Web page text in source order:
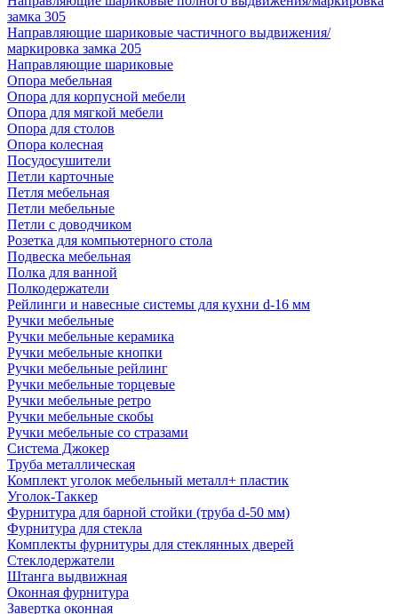
замка 305
Направляющие шариковые частичного выдвижения/
маркировка замка 205
Направляющие шариковые
Опора мебельная
Опора для корпусной мебели
Опора для мягкой мебели
Опора для столов
Опора колесная
Посудосушители
Петли карточные
Петля мебельная
Петли мебельные
Петли с доводчиком
Розетка для компьютерного стола
Подвеска мебельная
Полка для ванной
Полкодержатели
Рейлинги и навесные системы для кухни d-16 мм
Ручки мебельные
Ручки мебельные керамика
Ручки мебельные кнопки
Ручки мебельные рейлинг
Ручки мебельные торцевые
Ручки мебельные ретро
Ручки мебельные скобы
Ручки мебельные со стразами
Система Джокер
Труба металлическая
Комплект уголок мебельный металл+ пластик
Уголок-Таккер
Фурнитура для барной стойки (труба d-50 мм)
Фурнитура для стекла
Комплекты фурнитуры для стеклянных дверей
Стеклодержатели
Штанга выдвижная
Оконная фурнитура
Завертка оконная